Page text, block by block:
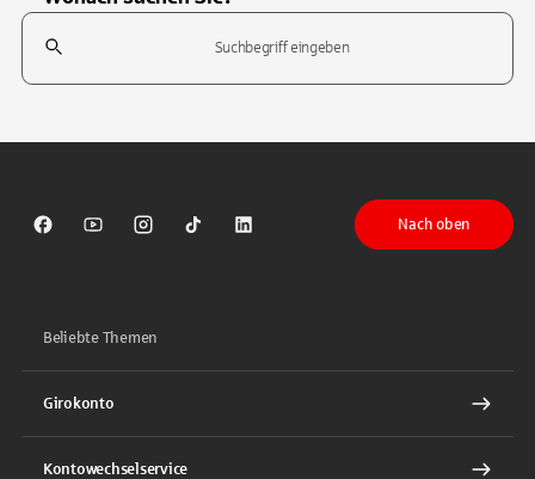
Suchfeld
Sparkasse auf Facebook
Sparkasse auf Youtube
Sparkasse auf Instagram
Sparkasse auf TikTok
Sparkasse auf LinkedIn
Nach oben
Beliebte Themen
Girokonto
Kontowechselservice